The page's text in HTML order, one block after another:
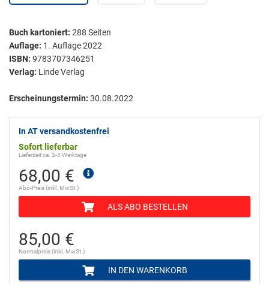
Buch kartoniert: 288 Seiten
Auflage: 1. Auflage 2022
ISBN: 9783707346251
Verlag: Linde Verlag
Erscheinungstermin: 30.08.2022
In AT versandkostenfrei
Sofort lieferbar
Lieferzeit ca. 2-3 Werktage
68,00 €
Abo-Preis (inkl. MwSt.)
ALS ABO BESTELLEN
85,00 €
Normalpreis (inkl. MwSt.)
IN DEN WARENKORB